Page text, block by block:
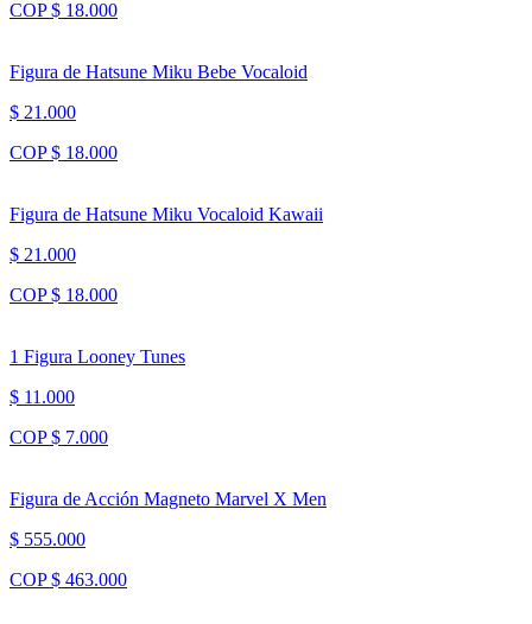
COP $ 18.000
Figura de Hatsune Miku Bebe Vocaloid
$ 21.000
COP $ 18.000
Figura de Hatsune Miku Vocaloid Kawaii
$ 21.000
COP $ 18.000
1 Figura Looney Tunes
$ 11.000
COP $ 7.000
Figura de Acción Magneto Marvel X Men
$ 555.000
COP $ 463.000